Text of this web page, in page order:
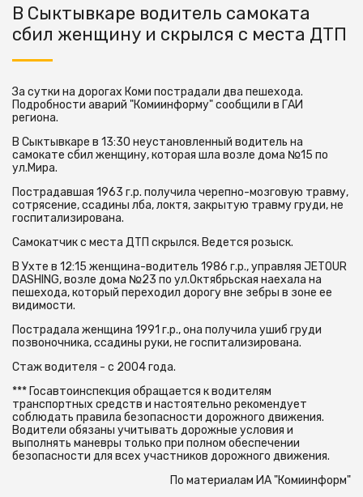
В Сыктывкаре водитель самоката
сбил женщину и скрылся с места ДТП
За сутки на дорогах Коми пострадали два пешехода.
Подробности аварий "Комиинформу" сообщили в ГАИ
региона.
В Сыктывкаре в 13:30 неустановленный водитель на
самокате сбил женщину, которая шла возле дома №15 по
ул.Мира.
Пострадавшая 1963 г.р. получила черепно-мозговую травму,
сотрясение, ссадины лба, локтя, закрытую травму груди, не
госпитализирована.
Самокатчик с места ДТП скрылся. Ведется розыск.
В Ухте в 12:15 женщина-водитель 1986 г.р., управляя JETOUR
DASHING, возле дома №23 по ул.Октябрьская наехала на
пешехода, который переходил дорогу вне зебры в зоне ее
видимости.
Пострадала женщина 1991 г.р., она получила ушиб груди
позвоночника, ссадины руки, не госпитализирована.
Стаж водителя - с 2004 года.
*** Госавтоинспекция обращается к водителям
транспортных средств и настоятельно рекомендует
соблюдать правила безопасности дорожного движения.
Водители обязаны учитывать дорожные условия и
выполнять маневры только при полном обеспечении
безопасности для всех участников дорожного движения.
По материалам ИА "Комиинформ"